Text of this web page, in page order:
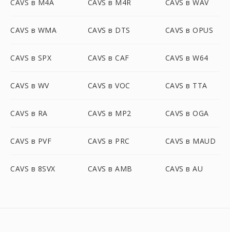
CAVS в M4A CAVS в M4R CAVS в WAV
CAVS в WMA CAVS в DTS CAVS в OPUS
CAVS в SPX CAVS в CAF CAVS в W64
CAVS в WV CAVS в VOC CAVS в TTA
CAVS в RA CAVS в MP2 CAVS в OGA
CAVS в PVF CAVS в PRC CAVS в MAUD
CAVS в 8SVX CAVS в AMB CAVS в AU